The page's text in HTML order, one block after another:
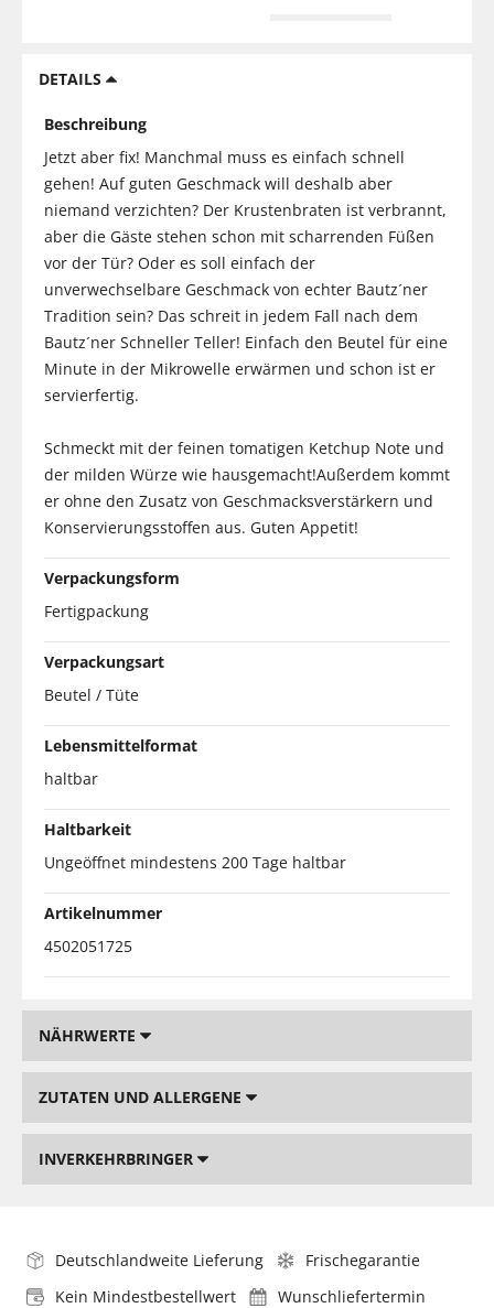
DETAILS
Beschreibung
Jetzt aber fix! Manchmal muss es einfach schnell
gehen! Auf guten Geschmack will deshalb aber
niemand verzichten? Der Krustenbraten ist verbrannt,
aber die Gäste stehen schon mit scharrenden Füßen
vor der Tür? Oder es soll einfach der
unverwechselbare Geschmack von echter Bautz´ner
Tradition sein? Das schreit in jedem Fall nach dem
Bautz´ner Schneller Teller! Einfach den Beutel für eine
Minute in der Mikrowelle erwärmen und schon ist er
servierfertig.
Schmeckt mit der feinen tomatigen Ketchup Note und
der milden Würze wie hausgemacht!Außerdem kommt
er ohne den Zusatz von Geschmacksverstärkern und
Konservierungsstoffen aus. Guten Appetit!
Verpackungsform
Fertigpackung
Verpackungsart
Beutel / Tüte
Lebensmittelformat
haltbar
Haltbarkeit
Ungeöffnet mindestens 200 Tage haltbar
Artikelnummer
4502051725
NÄHRWERTE
ZUTATEN UND ALLERGENE
INVERKEHRBRINGER
Deutschlandweite Lieferung
Frischegarantie
Kein Mindestbestellwert
Wunschliefertermin